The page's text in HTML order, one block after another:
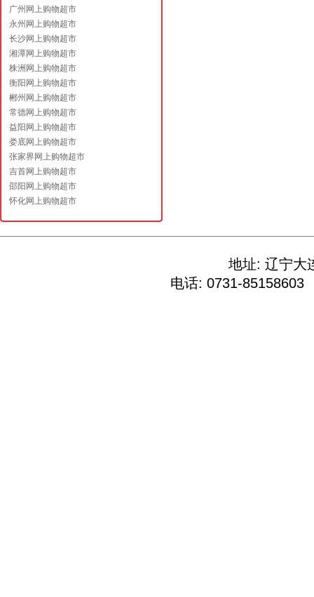
广州网上购物超市
永州网上购物超市
长沙网上购物超市
湘潭网上购物超市
株洲网上购物超市
衡阳网上购物超市
郴州网上购物超市
常德网上购物超市
益阳网上购物超市
娄底网上购物超市
张家界网上购物超市
吉首网上购物超市
邵阳网上购物超市
怀化网上购物超市
地址: 辽
电话: 0731-